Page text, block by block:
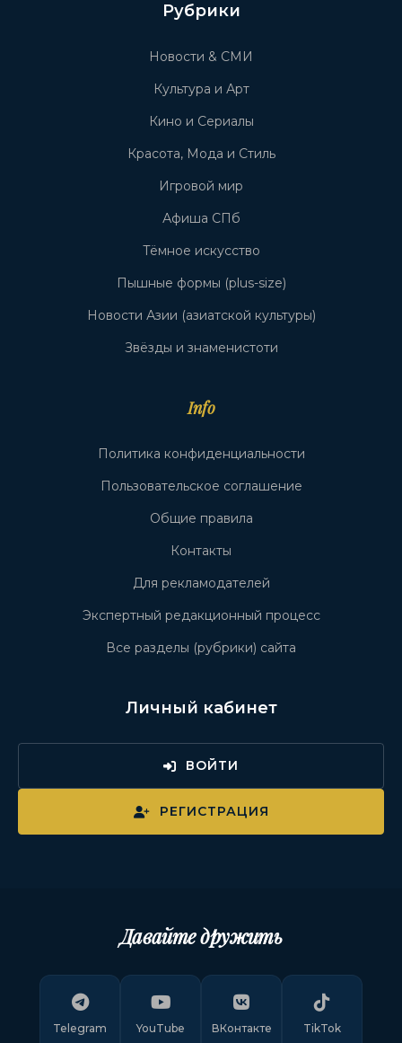
Рубрики
Новости & СМИ
Культура и Арт
Кино и Сериалы
Красота, Мода и Стиль
Игровой мир
Афиша СПб
Тёмное искусство
Пышные формы (plus-size)
Новости Азии (азиатской культуры)
Звёзды и знаменистоти
Info
Политика конфиденциальности
Пользовательское соглашение
Общие правила
Контакты
Для рекламодателей
Экспертный редакционный процесс
Все разделы (рубрики) сайта
Личный кабинет
ВОЙТИ
РЕГИСТРАЦИЯ
Давайте дружить
Telegram YouTube ВКонтакте TikTok